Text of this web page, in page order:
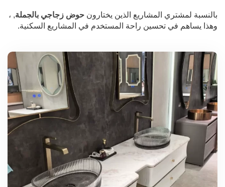
بالنسبة لمشتري المشاريع الذين يختارون حوض زجاجي بالجملة, ،
وهذا يساهم في تحسين راحة المستخدم في المشاريع السكنية.